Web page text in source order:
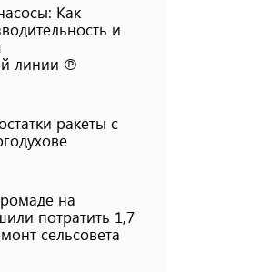
Как
и
линии ℗
ракеты с
на
потратить 1,7
сельсовета